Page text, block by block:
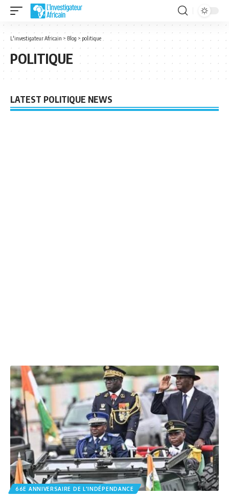
L'investigateur Africain > Blog > politique
POLITIQUE
LATEST POLITIQUE NEWS
66E ANNIVERSAIRE DE L'INDÉPENDANCE